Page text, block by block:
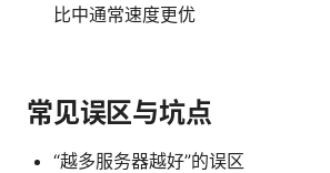
比中通常速度更优
常见误区与坑点
“越多服务器越好”的误区